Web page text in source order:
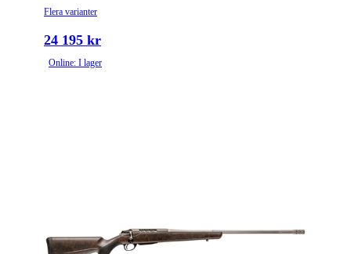
Flera varianter
24 195 kr
Online: I lager